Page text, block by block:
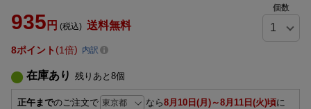
935 円 (税込) 送料無料
個数
8ポイント 1倍 内訳
在庫あり 残りあと 8個
正午までのご注文で なら8月10日(月)～8月11日(火)頃に